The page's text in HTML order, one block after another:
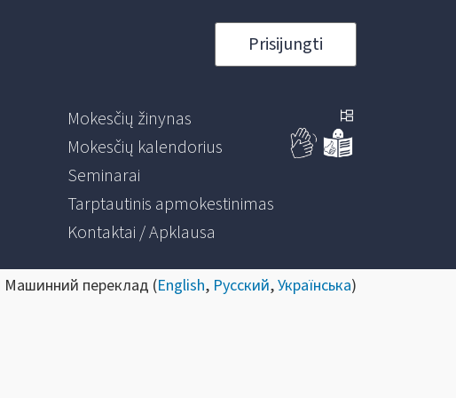
Prisijungti
Mokesčių žinynas
Mokesčių kalendorius
Seminarai
Tarptautinis apmokestinimas
Kontaktai / Apklausa
Машинний переклад (English, Русский,Українська)